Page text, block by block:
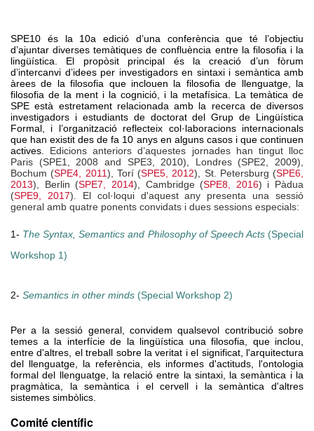
SPE10 és la 10a edició d’una conferència que té l’objectiu
d’ajuntar diverses temàtiques de confluència entre la filosofia i la
lingüística. El propòsit principal és la creació d’un fòrum
d’intercanvi d’idees per investigadors en sintaxi i semàntica amb
àrees de la filosofia que inclouen la filosofia de llenguatge, la
filosofia de la ment i la cognició, i la metafísica. La temàtica de
SPE està estretament relacionada amb la recerca de diversos
investigadors i estudiants de doctorat del Grup de Lingüística
Formal, i l’organització reflecteix col·laboracions internacionals
que han existit des de fa 10 anys en alguns casos i que continuen
actives. Edicions anteriors d’aquestes jornades han tingut lloc
Paris (SPE1, 2008 and SPE3, 2010), Londres (SPE2, 2009),
Bochum (SPE4, 2011), Torí (SPE5, 2012), St. Petersburg (SPE6,
2013), Berlin (SPE7, 2014), Cambridge (SPE8, 2016) i Pàdua
(SPE9, 2017). El col·loqui d'aquest any presenta una sessió
general amb quatre ponents convidats i dues sessions especials:
1- The Syntax, Semantics and Philosophy of Speech Acts(Special
Workshop 1)
2- Semantics in other minds (Special Workshop 2)
Per a la sessió general, convidem qualsevol contribució sobre
temes a la interfície de la lingüística una filosofia, que inclou,
entre d'altres, el treball sobre la veritat i el significat, l'arquitectura
del llenguatge, la referència, els informes d'actituds, l'ontologia
formal del llenguatge, la relació entre la sintaxi, la semàntica i la
pragmàtica, la semàntica i el cervell i la semàntica d'altres
sistemes simbòlics.
Comité científic